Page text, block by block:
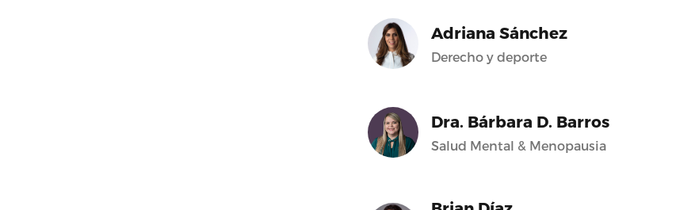
Adriana Sánchez
Derecho y deporte
Dra. Bárbara D. Barros
Salud Mental & Menopausia